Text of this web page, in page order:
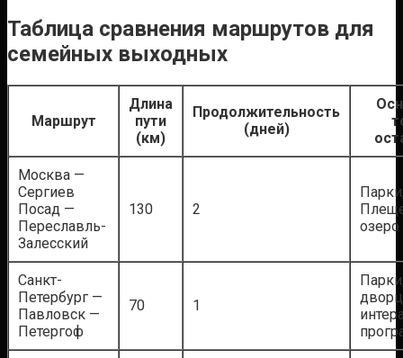
Таблица сравнения маршрутов для
семейных выходных
Маршрут
Длина
пути
(км)
Продолжительность
(дней)
Москва —
Сергиев
Посад —
Переславль-
Залесский
130 2
озеро
Санкт-
Петербург —
Павловск —
Петергоф
70 1